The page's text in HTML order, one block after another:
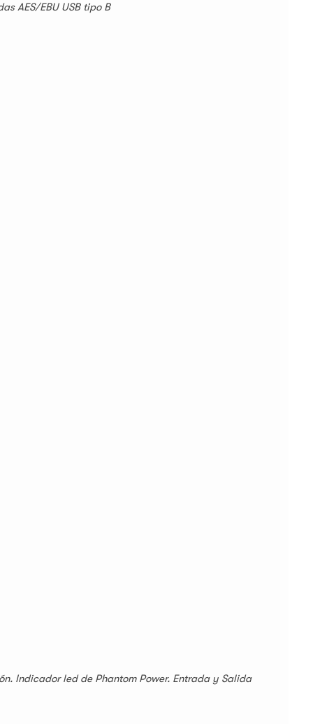
AES/EBU USB tipo B
Indicador led de Phantom Power. Entrada y Salida